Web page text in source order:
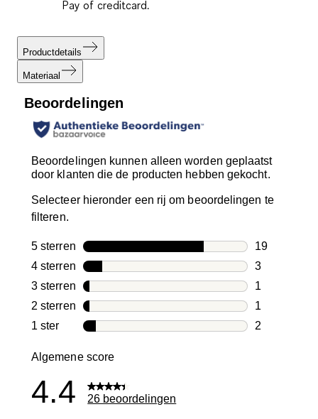
Pay of creditcard.
Productdetails
Materiaal
Beoordelingen
Beoordelingen kunnen alleen worden geplaatst
door klanten die de producten hebben gekocht.
Selecteer hieronder een rij om beoordelingen te
filteren.
5 sterren sterren
19
19
4 sterren sterren
3
3
3 sterren sterren
1
1
2 sterren sterren
1
1
1 ster sterren
2
Algemene score
4.4 26 beoordelingen